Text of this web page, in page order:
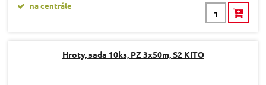
na centrále
Hroty, sada 10ks, PZ 3x50m, S2 KITO